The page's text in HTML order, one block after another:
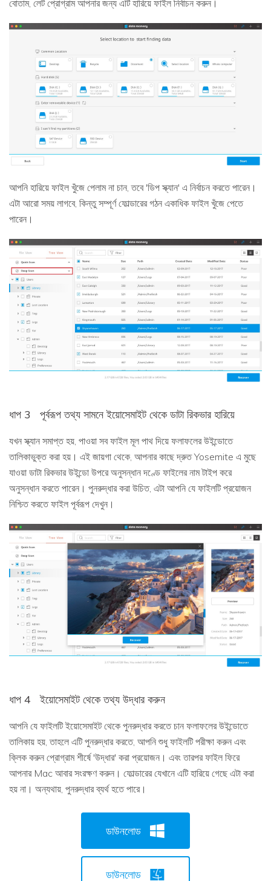
বোতাম, লেট প্রোগ্রাম আপনার জন্য এটি হারিয়ে ফাইল নির্বাচন করুন।
আপনি হারিয়ে ফাইল খুঁজে পেলাম না চান, তবে 'ডিপ স্ক্যান' এ নির্বাচন করতে পারেন।
এটা আরো সময় লাগবে, কিন্তু সম্পূর্ণ ফোল্ডারের গঠন একাধিক ফাইল খুঁজে পেতে
পারেন।
ধাপ 3 পূর্বরূপ তথ্য সামনে ইয়োসেমাইট থেকে ডাটা রিকভার হারিয়ে
যখন স্ক্যান সমাপ্ত হয়, পাওয়া সব ফাইল মূল পাথ দিয়ে ফলাফলের উইন্ডোতে
তালিকাভুক্ত করা হয়। এই জায়গা থেকে, আপনার কাছে দ্রুত Yosemite এ মুছে
যাওয়া ডাটা রিকভার উইন্ডো উপরে অনুসন্ধান দণ্ডে ফাইলের নাম টাইপ করে
অনুসন্ধান করতে পারেন। পুনরুদ্ধার করা উচিত, এটা আপনি যে ফাইলটি প্রয়োজন
নিশ্চিত করতে ফাইল পূর্বরূপ দেখুন।
ধাপ 4 ইয়োসেমাইট থেকে তথ্য উদ্ধার করুন
আপনি যে ফাইলটি ইয়োসেমাইট থেকে পুনরুদ্ধার করতে চান ফলাফলের উইন্ডোতে
তালিকায় হয়, তাহলে এটি পুনরুদ্ধার করতে, আপনি শুধু ফাইলটি পরীক্ষা করুন এবং
ক্লিক করুন প্রোগ্রাম শীর্ষে 'উদ্ধার' করা প্রয়োজন। এবং তারপর ফাইল ফিরে
আপনার Mac আবার সংরক্ষণ করুন। ফোল্ডারের যেখানে এটি হারিয়ে গেছে এটা করা
হয় না। অন্যথায়, পুনরুদ্ধার ব্যর্থ হতে পারে।
ডাউনলোড
ডাউনলোড